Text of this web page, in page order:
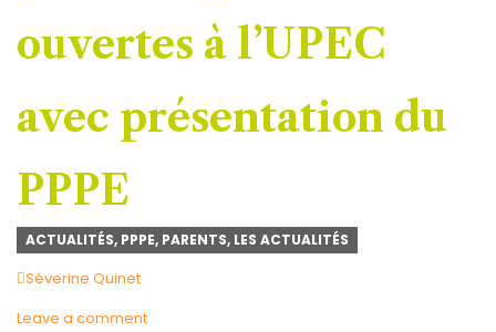
ouvertes à l’UPEC
avec présentation du
PPPE
ACTUALITÉS, PPPE, PARENTS, LES ACTUALITÉS
Author
Séverine Quinet
Leave a comment